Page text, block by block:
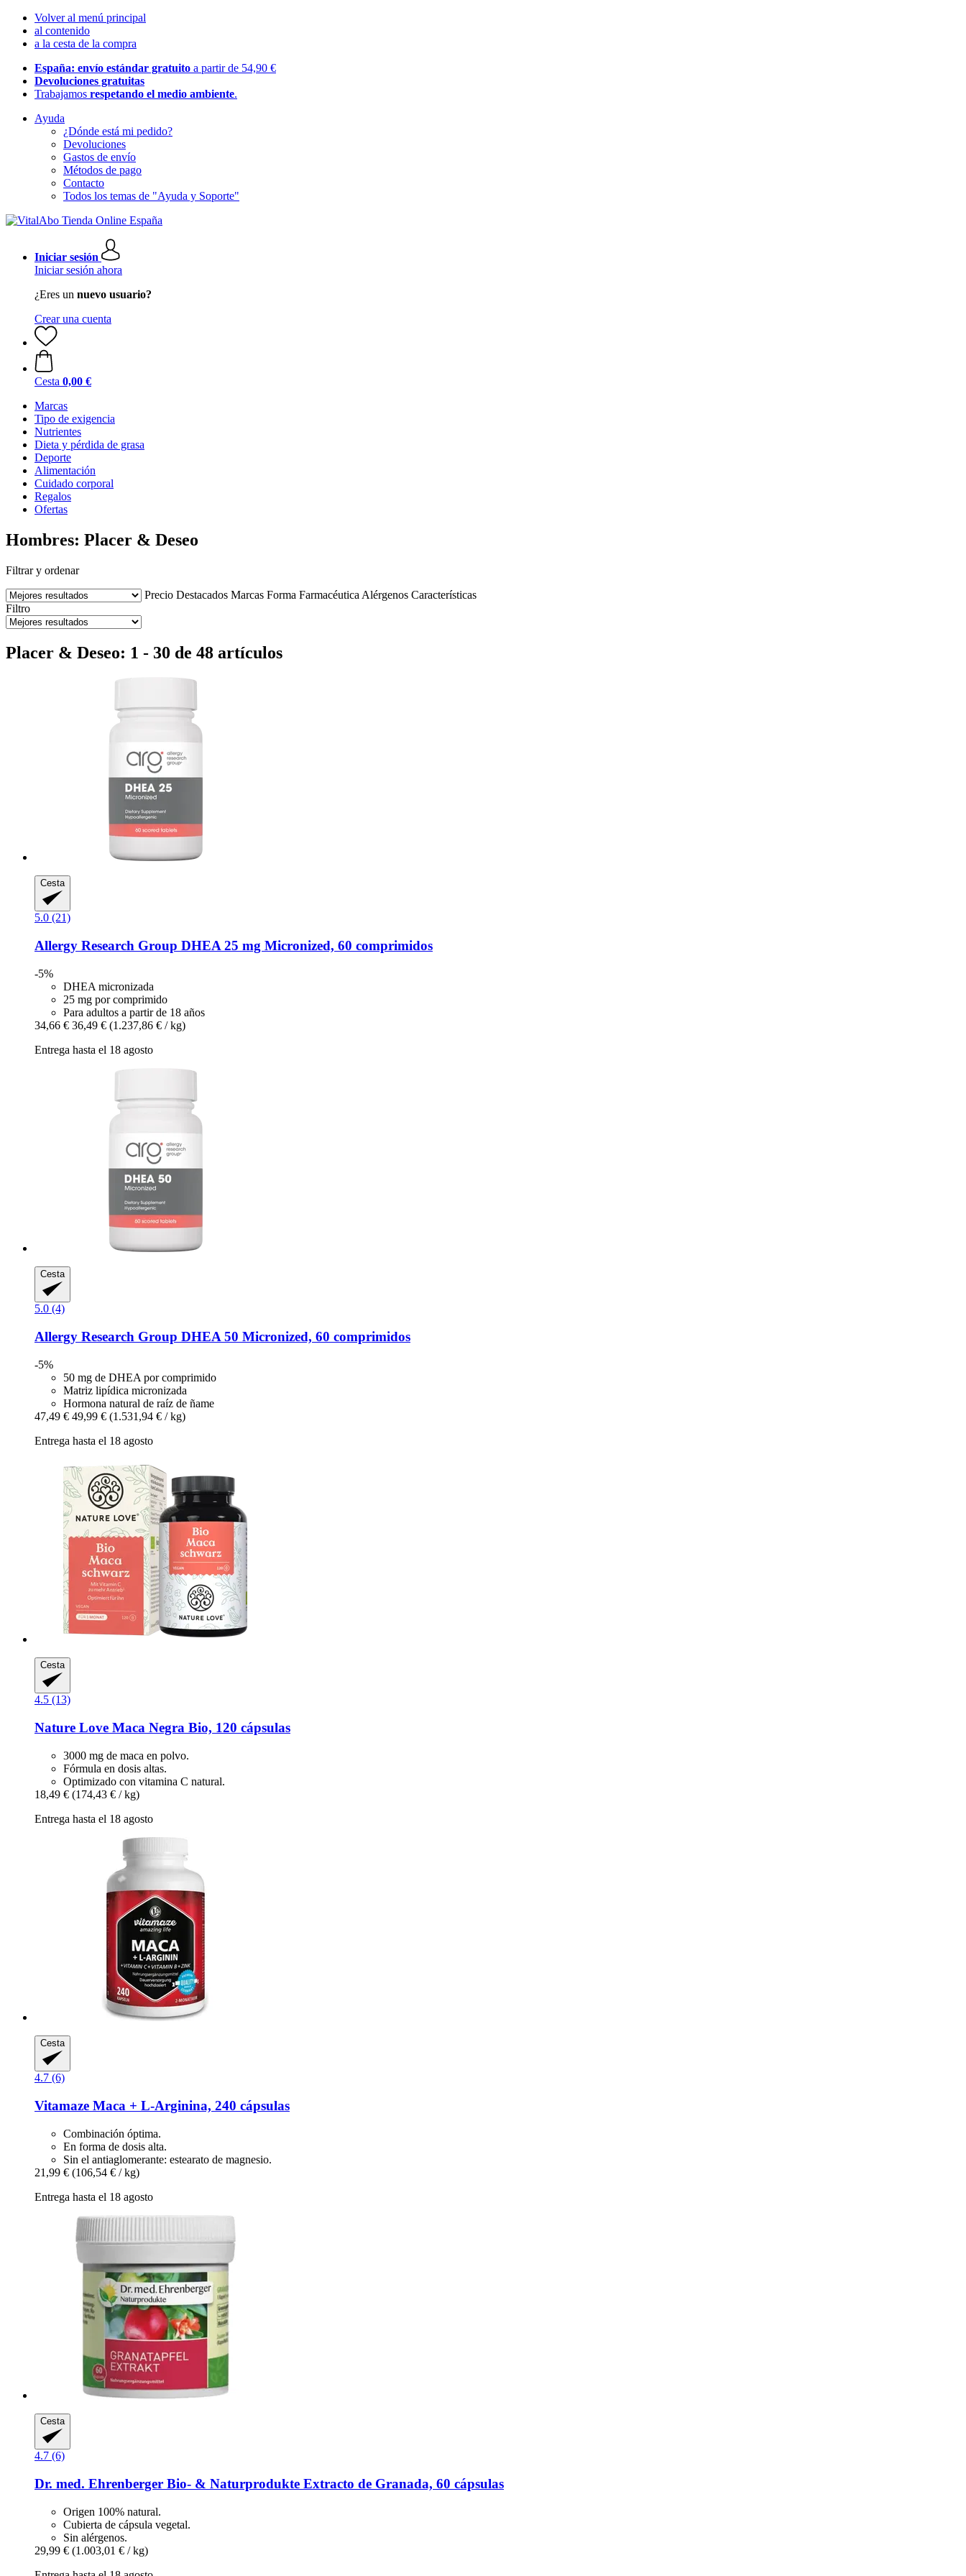
Volver al menú principal
al contenido
a la cesta de la compra
España: envío estándar gratuito a partir de 54,90 €
Devoluciones gratuitas
Trabajamos respetando el medio ambiente.
Ayuda
¿Dónde está mi pedido?
Devoluciones
Gastos de envío
Métodos de pago
Contacto
Todos los temas de "Ayuda y Soporte"
Iniciar sesión
Iniciar sesión ahora
¿Eres un nuevo usuario?
Crear una cuenta
Cesta 0,00 €
Marcas
Tipo de exigencia
Nutrientes
Dieta y pérdida de grasa
Deporte
Alimentación
Cuidado corporal
Regalos
Ofertas
Hombres: Placer & Deseo
Filtrar y ordenar
Precio Destacados Marcas Forma Farmacéutica Alérgenos Características
Filtro
Placer & Deseo: 1 - 30 de 48 artículos
Cesta
5.0 (21)
Allergy Research Group DHEA 25 mg Micronized, 60 comprimidos
-5%
DHEA micronizada
25 mg por comprimido
Para adultos a partir de 18 años
34,66 € 36,49 € (1.237,86 € / kg)
Entrega hasta el 18 agosto
Cesta
5.0 (4)
Allergy Research Group DHEA 50 Micronized, 60 comprimidos
-5%
50 mg de DHEA por comprimido
Matriz lipídica micronizada
Hormona natural de raíz de ñame
47,49 € 49,99 € (1.531,94 € / kg)
Entrega hasta el 18 agosto
Cesta
4.5 (13)
Nature Love Maca Negra Bio, 120 cápsulas
3000 mg de maca en polvo.
Fórmula en dosis altas.
Optimizado con vitamina C natural.
18,49 € (174,43 € / kg)
Entrega hasta el 18 agosto
Cesta
4.7 (6)
Vitamaze Maca + L-​Arginina, 240 cápsulas
Combinación óptima.
En forma de dosis alta.
Sin el antiaglomerante: estearato de magnesio.
21,99 € (106,54 € / kg)
Entrega hasta el 18 agosto
Cesta
4.7 (6)
Dr. med. Ehrenberger Bio- & Naturprodukte Extracto de Granada, 60 cápsulas
Origen 100% natural.
Cubierta de cápsula vegetal.
Sin alérgenos.
29,99 € (1.003,01 € / kg)